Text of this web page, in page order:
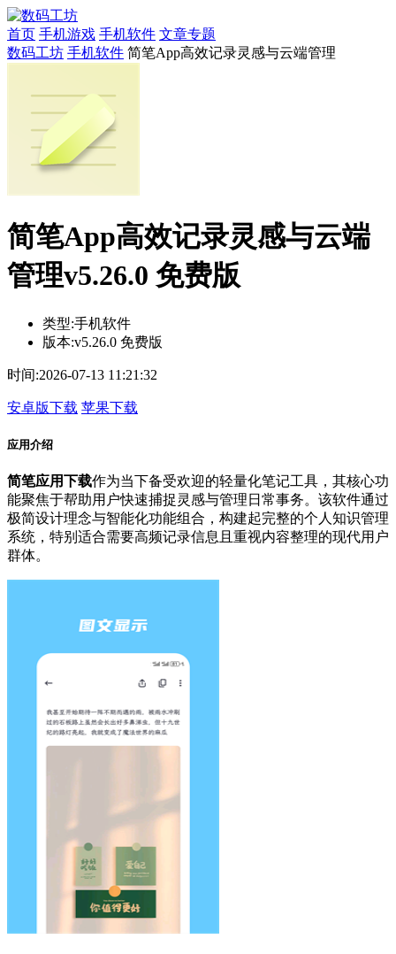
首页 手机游戏 手机软件 文章专题
数码工坊 手机软件 简笔App高效记录灵感与云端管理
简笔App高效记录灵感与云端
管理v5.26.0 免费版
类型:手机软件
版本:v5.26.0 免费版
时间:2026-07-13 11:21:32
安卓版下载 苹果下载
应用介绍
简笔应用下载作为当下备受欢迎的轻量化笔记工具，其核心功
能聚焦于帮助用户快速捕捉灵感与管理日常事务。该软件通过
极简设计理念与智能化功能组合，构建起完整的个人知识管理
系统，特别适合需要高频记录信息且重视内容整理的现代用户
群体。